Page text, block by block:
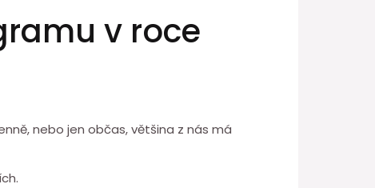
v roce
nebo jen občas, většina z nás má